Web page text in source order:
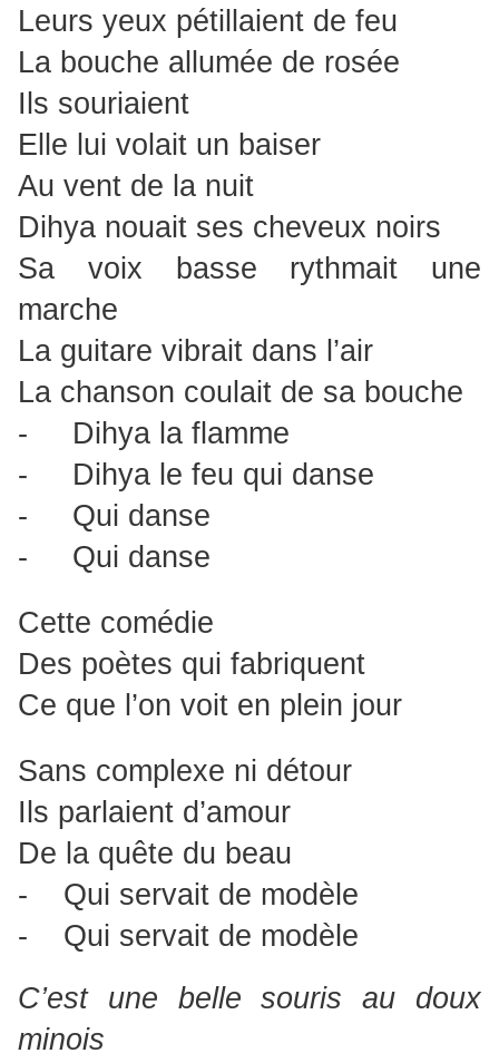
Leurs yeux pétillaient de feu
La bouche allumée de rosée
Ils souriaient
Elle lui volait un baiser
Au vent de la nuit
Dihya nouait ses cheveux noirs
Sa voix basse rythmait une
marche
La guitare vibrait dans l’air
La chanson coulait de sa bouche
- Dihya la flamme
- Dihya le feu qui danse
- Qui danse
- Qui danse
Cette comédie
Des poètes qui fabriquent
Ce que l’on voit en plein jour
Sans complexe ni détour
Ils parlaient d’amour
De la quête du beau
- Qui servait de modèle
- Qui servait de modèle
C’est une belle souris au doux
minois